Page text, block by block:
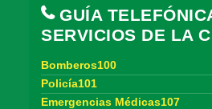
GUÍA
SERVICIOS DE LA
Bomberos100
Policía101
Emergencias Médicas107